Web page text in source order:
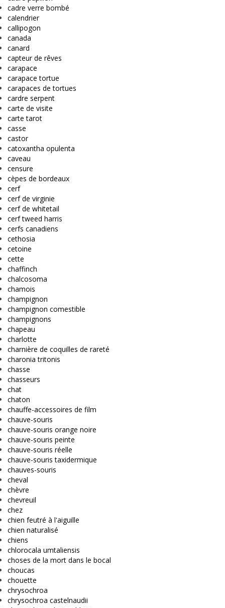
cadre verre bombé
calendrier
callipogon
canada
canard
capteur de rêves
carapace
carapace tortue
carapaces de tortues
cardre serpent
carte de visite
carte tarot
casse
castor
catoxantha opulenta
caveau
censure
cèpes de bordeaux
cerf
cerf de virginie
cerf de whitetail
cerf tweed harris
cerfs canadiens
cethosia
cetoine
cette
chaffinch
chalcosoma
chamois
champignon
champignon comestible
champignons
chapeau
charlotte
charnière de coquilles de rareté
charonia tritonis
chasse
chasseurs
chat
chaton
chauffe-accessoires de film
chauve-souris
chauve-souris orange noire
chauve-souris peinte
chauve-souris réelle
chauve-souris taxidermique
chauves-souris
cheval
chèvre
chevreuil
chez
chien feutré à l'aiguille
chien naturalisé
chiens
chlorocala umtaliensis
choses de la mort dans le bocal
choucas
chouette
chrysochroa
chrysochroa castelnaudii